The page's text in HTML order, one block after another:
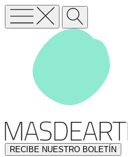
RECIBE NUESTRO BOLETÍN